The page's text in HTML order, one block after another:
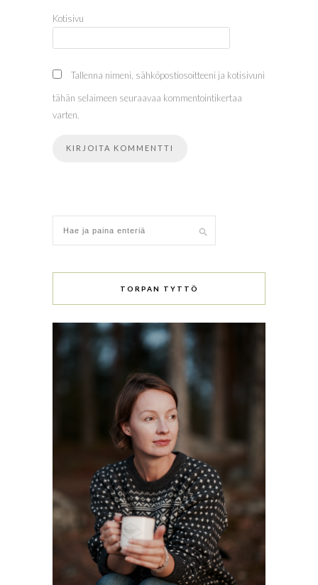
Kotisivu
Tallenna nimeni, sähköpostiosoitteeni ja kotisivuni
tähän selaimeen seuraavaa kommentointikertaa
varten.
TORPAN TYTTÖ